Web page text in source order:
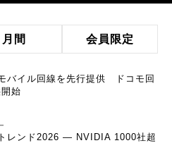
月間 会員限定
バイル回線を先行提供 ドコモ回
始
レンド2026 ― NVIDIA 1000社超